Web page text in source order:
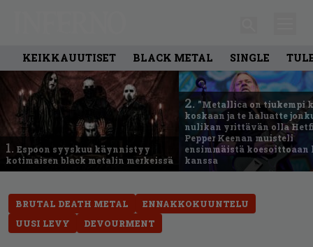
KEIKKAUUTISET BLACK METAL SINGLE
1. Espoon syyskuu käynnistyy
kotimaisen black metalin merkeissä
2. ”Metallica on tiukempi
koskaan ja te haluatte
nulikan yrittävän olla
Pepper Keenan muisteli
ensimmäistä
kanssa
BRUTAL DEATH METAL
ENNAKKOKUUNTELU
UUSI LEVY
DEVOURMENT